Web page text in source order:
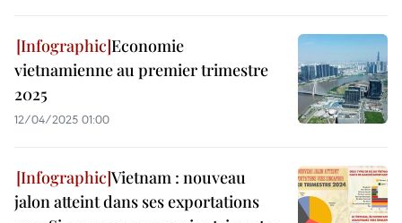
Economie
vietnamienne au premier trimestre
2025
12/04/2025 01:00
Vietnam : nouveau
jalon atteint dans ses exportations